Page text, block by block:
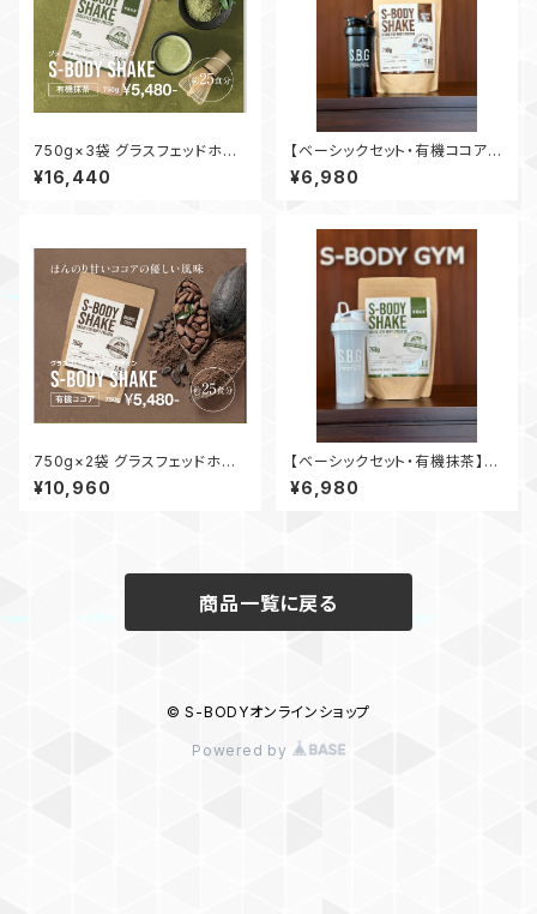
750g×3袋 グラスフェッドホエ
イプロテイン【S-BODY SHAK
E】有機抹茶
¥16,440
【ベーシックセット・有機ココア】
S-BODY SHAKE 750g ×
S.B.Gボトル
¥6,980
750g×2袋 グラスフェッドホエ
イプロテイン【S-BODY SHAK
E】有機ココア
¥10,960
【ベーシックセット・有機抹茶】
S-BODY SHAKE 750g × S.
B.Gボトル
¥6,980
商品一覧に戻る
© S-BODYオンラインショップ
Powered by